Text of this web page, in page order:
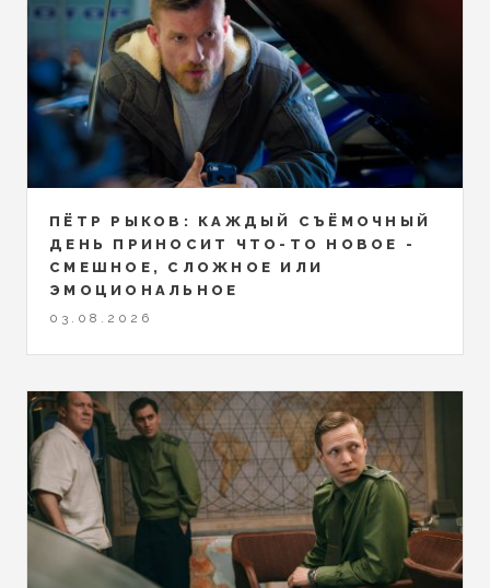
ПЁТР РЫКОВ: КАЖДЫЙ СЪЁМОЧНЫЙ
ДЕНЬ ПРИНОСИТ ЧТО-ТО НОВОЕ -
СМЕШНОЕ, СЛОЖНОЕ ИЛИ
ЭМОЦИОНАЛЬНОЕ
03.08.2026